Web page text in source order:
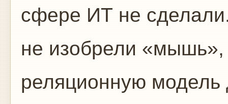
сфере ИТ не
не изобрели «мышь»,
реляционную